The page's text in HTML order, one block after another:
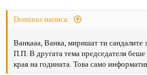
Dominus написа:
Ванкааа, Ванка, миришат ти сандалите
П.П. В другата тема председателя беше
края на годината. Това само